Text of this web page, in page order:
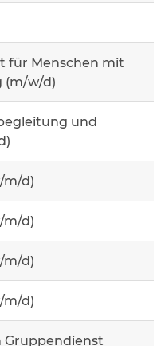
für Menschen mit
(m/w/d)
und
m/d)
m/d)
m/d)
m/d)
Gruppendienst